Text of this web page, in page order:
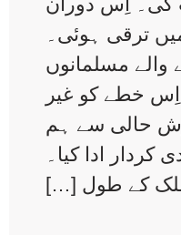
ترقی ہوئی۔
والے مسلمانوں
اِس خطے کو غیر
حالی سے ہم
کردار ادا کیا۔
کے طول […]